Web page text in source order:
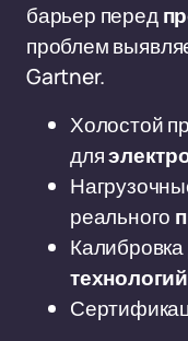
барьер перед
проблем
Gartner.
Холостой
для
реального
технологий